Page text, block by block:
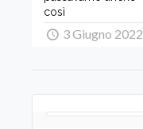
così
3 Giugno 2022